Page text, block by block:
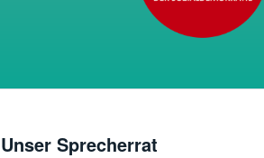
Unser Sprecherrat